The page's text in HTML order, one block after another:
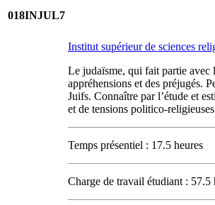
018INJUL7
Institut supérieur de sciences
Le judaïsme, qui fait partie avec
appréhensions et des préjugés.
Juifs. Connaître par l’étude et
et de tensions politico-
Temps présentiel : 17.5 heures
Charge de travail étudiant : 57.5